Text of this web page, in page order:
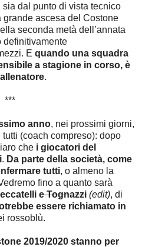
dal punto di vista tecnico
grande ascesa del Costone
seconda metà dell’annata
definitivamente
E quando una squadra
a stagione in corso, è
.
***
anno, nei prossimi giorni,
(coach compreso): dopo
che i giocatori del
. Da parte della società, come
tutti, o almeno la
fino a quanto sarà
e Tognazzi (edit), di
essere richiamato in
rossoblù.
2019/2020 stanno per